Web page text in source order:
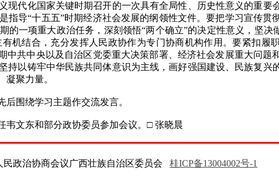
代化国家关键时期召开的一次具有全局性、历史性意义的重要
导“十五五”时期经济社会发展的纲领性文件。要把学习宣传贯
一项重大政治任务，深刻领悟“两个确立”的决定性意义，坚决
机结合，充分发挥人民政协作为专门协商机构作用。要紧扣履
中共中央以及自治区党委重大决策部署、经济社会发展重大问题
持以铸牢中华民族共同体意识为主线，画好强国建设、民族复兴
聚力量。
围绕学习主题作交流发言。
文东和部分政协委员参加会议。□ 张晓晨
民政治协商会议广西壮族自治区委员会 桂ICP备13004002号-1